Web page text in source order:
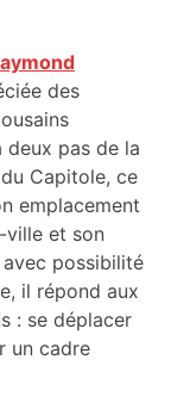
des
deux pas de la
Capitole, ce
emplacement
ville et son
avec possibilité
il répond aux
: se déplacer
un cadre